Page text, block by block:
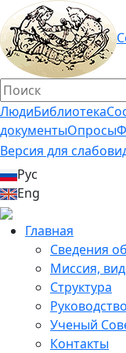
ЛюдиБиблиотека
документыОпросы
Версия для
Рус
Eng
Главная
Сведения
Миссия,
Структура
Руководство
Ученый
Контакты